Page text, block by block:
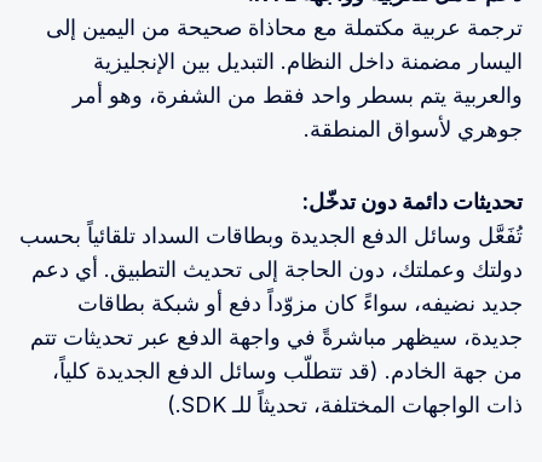
ترجمة عربية مكتملة مع محاذاة صحيحة من اليمين إلى
اليسار مضمنة داخل النظام. التبديل بين الإنجليزية
والعربية يتم بسطر واحد فقط من الشفرة، وهو أمر
جوهري لأسواق المنطقة.
تحديثات دائمة دون تدخّل:
تُفَعَّل وسائل الدفع الجديدة وبطاقات السداد تلقائياً بحسب
دولتك وعملتك، دون الحاجة إلى تحديث التطبيق. أي دعم
جديد نضيفه، سواءً كان مزوّداً دفع أو شبكة بطاقات
جديدة، سيظهر مباشرةً في واجهة الدفع عبر تحديثات تتم
من جهة الخادم. (قد تتطلّب وسائل الدفع الجديدة كلياً،
ذات الواجهات المختلفة، تحديثاً للـ SDK.)